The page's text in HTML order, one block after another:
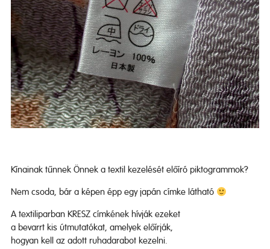
Kínainak tűnnek Önnek a textil kezelését előíró piktogrammok?
Nem csoda, bár a képen épp egy japán címke látható
A textiliparban KRESZ címkének hívják ezeket
a bevarrt kis útmutatókat, amelyek előírják,
hogyan kell az adott ruhadarabot kezelni.